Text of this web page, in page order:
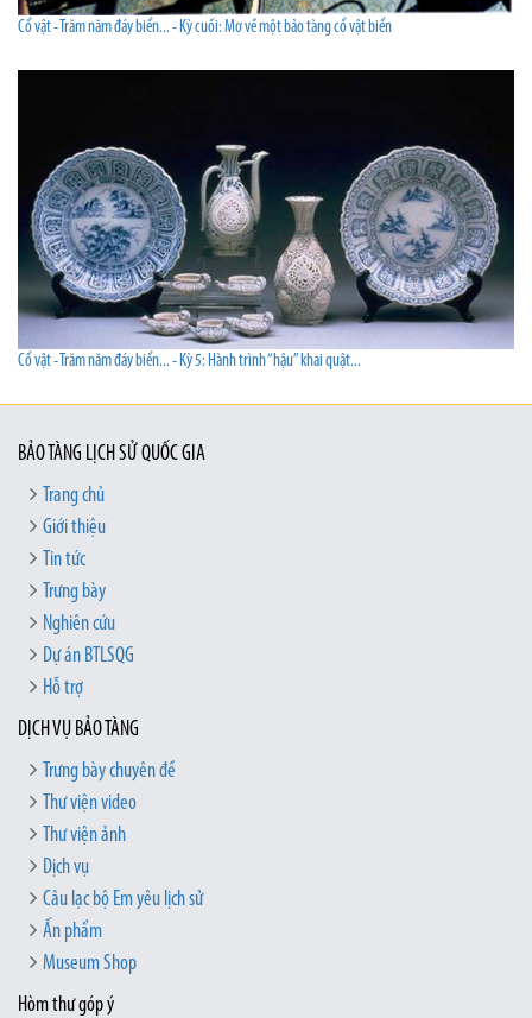
Cổ vật - Trăm năm đáy biển... - Kỳ cuối: Mơ về một bảo tàng cổ vật biển
Cổ vật - Trăm năm đáy biển... - Kỳ 5: Hành trình “hậu” khai quật...
BẢO TÀNG LỊCH SỬ QUỐC GIA
Trang chủ
Giới thiệu
Tin tức
Trưng bày
Nghiên cứu
Dự án BTLSQG
Hỗ trợ
DỊCH VỤ BẢO TÀNG
Trưng bày chuyên đề
Thư viện video
Thư viện ảnh
Dịch vụ
Câu lạc bộ Em yêu lịch sử
Ấn phẩm
Museum Shop
Hòm thư góp ý